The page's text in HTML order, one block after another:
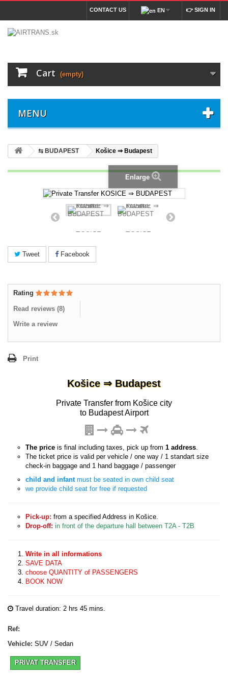
👉 SIGN IN
EN
CONTACT US
Cart (empty)
MENU
⇆ BUDAPEST Košice ⇒ Budapest
Enlarge
Tweet Facebook
Rating
Read reviews (8)
Write a review
Print
Košice ⇒ Budapest
Private Transfer from Košice city
to Budapest Airport
The price is final including taxes, pick up from 1 address
The ticket price is valid per vehicle / one way / 1 standart size
check-in baggage and 1 hand baggage / passenger
child and infantmust be seated in own child seat
we provide child seat for free if requested
Pick-up: from a specified Address in Košice.
Drop-off: in front of the departure hall between T2A - T2B
Write in all informations
SAVE DATA
choose QUANTITY of PASSENGERS
BOOK NOW
Travel duration: 2 hrs 45 mins.
Ref:
Vehicle: SUV / Sedan
PRIVAT TRANSFER